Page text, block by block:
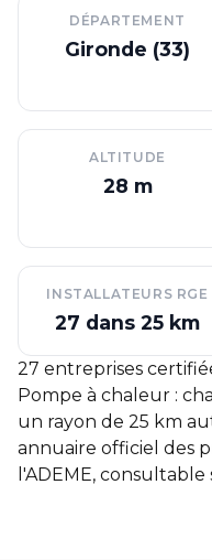
DÉPARTEMENT
Gironde (33)
ALTITUDE
28 m
INSTALLATEURS RGE
27 dans 25 km
27 entreprises
Pompe à chaleur :
un rayon de 25 km
annuaire officiel des
l'ADEME, consultable